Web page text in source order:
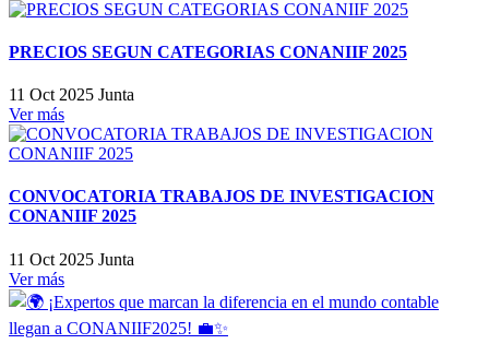
PRECIOS SEGUN CATEGORIAS CONANIIF 2025
11 Oct 2025 Junta
Ver más
CONVOCATORIA TRABAJOS DE INVESTIGACION
CONANIIF 2025
11 Oct 2025 Junta
Ver más